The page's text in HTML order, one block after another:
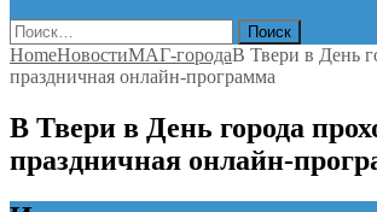
Найти:
HomeНовостиМАГ-городаВ Твери в День
праздничная онлайн-программа
В Твери в День города
праздничная онлайн-